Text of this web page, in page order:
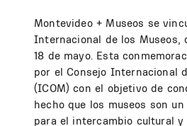
Montevideo + Museos se
Internacional de los Museos,
18 de mayo. Esta
por el Consejo Internacional
(ICOM) con el objetivo de
hecho que los museos son
para el intercambio cultural